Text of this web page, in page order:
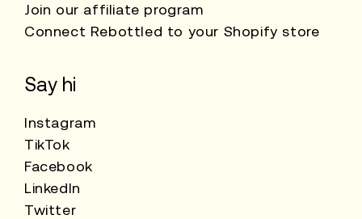
Join our affiliate program
Connect Rebottled to your Shopify store
Say hi
Instagram
TikTok
Facebook
LinkedIn
Twitter